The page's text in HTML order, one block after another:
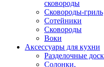
сковороды
Сковороды-гриль
Сотейники
Сковороды
Воки
Аксессуары для кухни
Разделочные
Солонки,